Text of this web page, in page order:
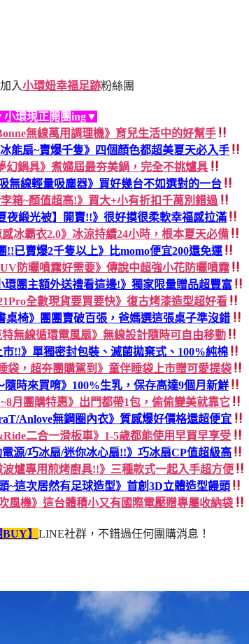
入小環妞幸福足跡粉絲團
環現正開團ing▼
無線萬用調理機》育兒生活中的好幫手
能扇~賣爆千隻》四個顏色都超美夏天必入手
幻鍋具》煮婦屆最夯美鍋，完全不挑爐具
無線輕量吸塵器》買好幾台不如選對的一台
箱~顏值超高!》買大+小有折扣千萬別錯過
夜緞光被】開賣!!》很好摸很柔軟幸福感拉滿
冰霸衣2.0》冰涼持續24小時，根本夏天必備
!!已賣爆2千隻以上》比momo便宜200還免運
防曬噴霧好需要》傳說中超強小花防曬噴霧
環團主額外送禮看這邊!》獨家限量贈品超豐富
全數現貨要買要快》復古烤漆造型超好看
桌椅》團團賣破百張，爸媽選這張桌子準沒錯
特無線循環電風扇》無線設計隨時可自由移動
市!!》單獨密封包裝、滅菌拋棄式、100%純棉
袋，超夯團購駕到》童伴睡袋上市贈可愛提袋
隨時來買唷》100%生乳，保存高達9個月新鮮
月團購特惠》出門都帶1包，偷偷變美就靠它
Anlove無鋼圈內衣》質感爆好價格還超便宜
二合一滑板車》1-5歲都能使用早買早享受
電源/巧冰扇/迷你冰心扇!!》巧冰扇CP值超級高
波爐專用煎烤廚具!!》三種款式一起入手超方便
~這次居然有足球造型》首創3D立體造型饅頭
風機》這台體積小又有國際電壓贈專屬收納袋
】 LINE社群，不錯過任何團購消息！